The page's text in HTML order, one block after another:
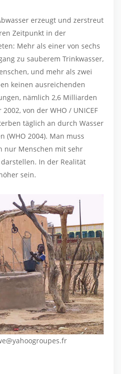
erzeugt und zerstreut
Zeitpunkt in der
Mehr als einer von sechs
zu sauberem Trinkwasser,
und mehr als zwei
keinen ausreichenden
nämlich 2,6 Milliarden
von der WHO / UNICEF
täglich an durch Wasser
(WHO 2004). Man muss
nur Menschen mit sehr
In der Realität
sein.